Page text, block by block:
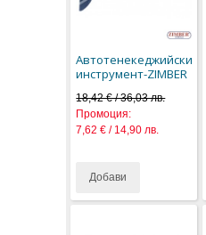
Автотенекеджийски
инструмент-ZIMBER
18,42 € / 36,03 лв.
Промоция:
7,62 € / 14,90 лв.
Добави